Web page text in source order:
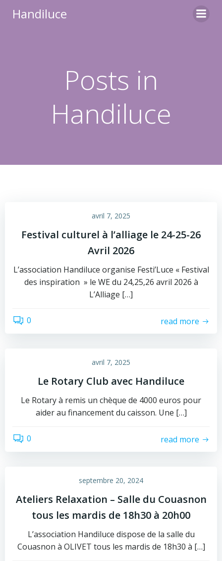
Handiluce
Posts in
Handiluce
avril 7, 2025
Festival culturel à l’alliage le 24-25-26
Avril 2026
L’association Handiluce organise Festi’Luce « Festival
des inspiration » le WE du 24,25,26 avril 2026 à
L’Alliage […]
0 read more
avril 7, 2025
Le Rotary Club avec Handiluce
Le Rotary à remis un chèque de 4000 euros pour
aider au financement du caisson. Une […]
0 read more
septembre 20, 2024
Ateliers Relaxation – Salle du Couasnon
tous les mardis de 18h30 à 20h00
L’association Handiluce dispose de la salle du
Couasnon à OLIVET tous les mardis de 18h30 à […]